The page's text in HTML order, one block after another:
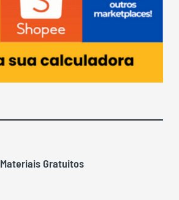
Materiais Gratuitos